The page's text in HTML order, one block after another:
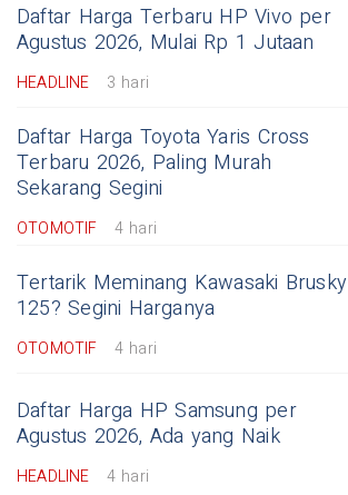
Daftar Harga Terbaru HP Vivo per
Agustus 2026, Mulai Rp 1 Jutaan
HEADLINE 3 hari
Daftar Harga Toyota Yaris Cross
Terbaru 2026, Paling Murah
Sekarang Segini
OTOMOTIF 4 hari
Tertarik Meminang Kawasaki Brusky
125? Segini Harganya
OTOMOTIF 4 hari
Daftar Harga HP Samsung per
Agustus 2026, Ada yang Naik
HEADLINE 4 hari